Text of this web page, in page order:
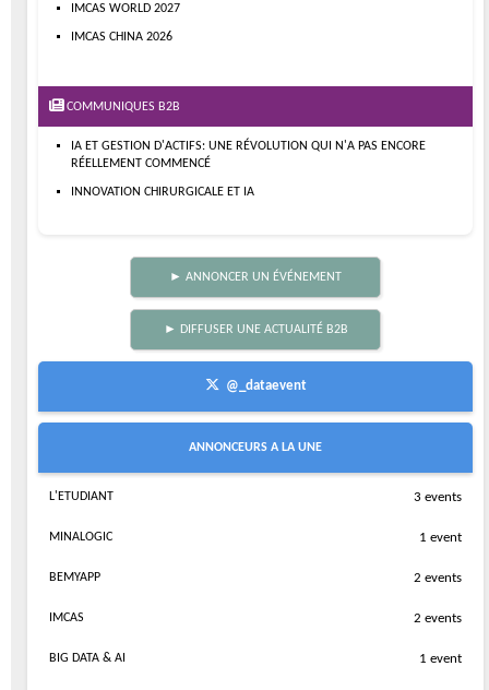
IMCAS WORLD 2027
IMCAS CHINA 2026
COMMUNIQUES B2B
IA ET GESTION D'ACTIFS: UNE RÉVOLUTION QUI N'A PAS ENCORE
RÉELLEMENT COMMENCÉ
INNOVATION CHIRURGICALE ET IA
► ANNONCER UN ÉVÉNEMENT
► DIFFUSER UNE ACTUALITÉ B2B
@_dataevent
ANNONCEURS A LA UNE
L'ETUDIANT 3 events
MINALOGIC 1 event
BEMYAPP 2 events
IMCAS 2 events
BIG DATA & AI 1 event